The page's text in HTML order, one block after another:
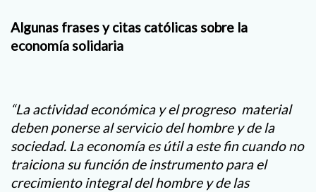
Algunas frases y citas católicassobre la
economía solidaria
“La actividad económica y el progreso material
deben ponerse al servicio del hombre y de la
sociedad. La economía es útil a este fin cuando no
traiciona su función de instrumento para el
crecimiento integral del hombre y de las